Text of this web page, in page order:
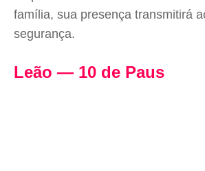
família, sua presença transmitirá
segurança.
Leão — 10 de Paus